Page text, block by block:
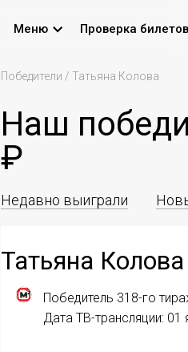
Меню Проверка билетов
Победители / Татьяна Колова
Наш
₽
Недавно выиграли
Татьяна Колова
Победитель 318-го
Дата ТВ-трансляции: 01